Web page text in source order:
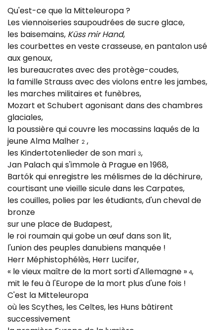
Qu'est-ce que la Mitteleuropa ?
Les viennoiseries saupoudrées de sucre glace,
les baisemains, Küss mir Hand,
les courbettes en veste crasseuse, en pantalon usé
aux genoux,
les bureaucrates avec des protège-coudes,
la famille Strauss avec des violons entre les jambes,
les marches militaires et funèbres,
Mozart et Schubert agonisant dans des chambres
glaciales,
la poussière qui couvre les mocassins laqués de la
jeune Alma Malher 2 ,
les Kindertotenlieder de son mari 3,
Jan Palach qui s'immole à Prague en 1968,
Bartók qui enregistre les mélismes de la déchirure,
courtisant une vieille sicule dans les Carpates,
les couilles, polies par les étudiants, d'un cheval de
bronze
sur une place de Budapest,
le roi roumain qui gobe un œuf dans son lit,
l'union des peuples danubiens manquée !
Herr Méphistophélès, Herr Lucifer,
« le vieux maître de la mort sorti d'Allemagne » 4,
mit le feu à l'Europe de la mort plus d'une fois !
C'est la Mitteleuropa
où les Scythes, les Celtes, les Huns bâtirent
successivement